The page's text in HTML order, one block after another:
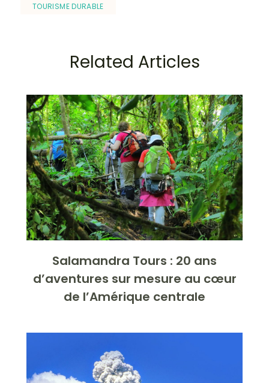
TOURISME DURABLE
Related Articles
Salamandra Tours : 20 ans
d’aventures sur mesure au cœur
de l’Amérique centrale